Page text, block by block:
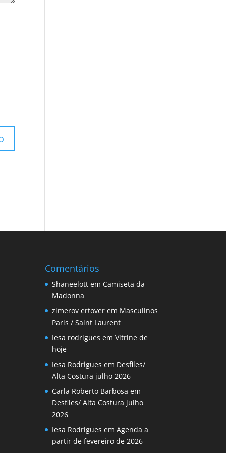
Comentários
Shaneelott em Camiseta da
Madonna
zimerov ertover em Masculinos
Paris / Saint Laurent
Iesa rodrigues emVitrine de
hoje
Iesa Rodrigues em Desfiles/
Alta Costura julho 2026
Carla Roberto Barbosa em
Desfiles/ Alta Costura julho
2026
Iesa Rodrigues emAgenda a
partir de fevereiro de 2026